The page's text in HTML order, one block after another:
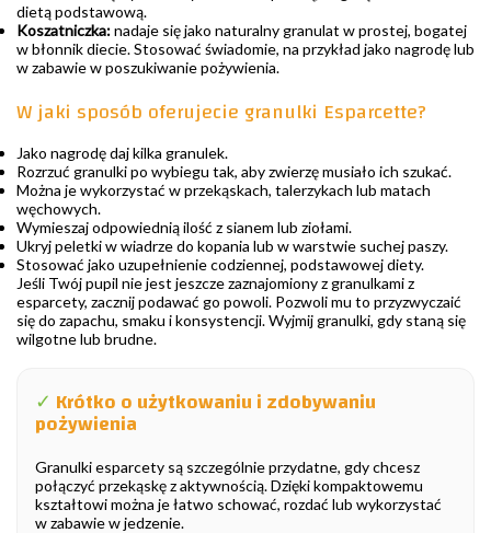
dietą podstawową.
Koszatniczka:nadaje się jako naturalny granulat w prostej, bogatej
w błonnik diecie. Stosować świadomie, na przykład jako nagrodę lub
w zabawie w poszukiwanie pożywienia.
W jaki sposób oferujecie granulki Esparcette?
Jako nagrodę daj kilka granulek.
Rozrzuć granulki po wybiegu tak, aby zwierzę musiało ich szukać.
Można je wykorzystać w przekąskach, talerzykach lub matach
węchowych.
Wymieszaj odpowiednią ilość z sianem lub ziołami.
Ukryj peletki w wiadrze do kopania lub w warstwie suchej paszy.
Stosować jako uzupełnienie codziennej, podstawowej diety.
Jeśli Twój pupil nie jest jeszcze zaznajomiony z granulkami z
esparcety, zacznij podawać go powoli. Pozwoli mu to przyzwyczaić
się do zapachu, smaku i konsystencji. Wyjmij granulki, gdy staną się
wilgotne lub brudne.
✓ Krótko o użytkowaniu i zdobywaniu
pożywienia
Granulki esparcety są szczególnie przydatne, gdy chcesz
połączyć przekąskę z aktywnością. Dzięki kompaktowemu
kształtowi można je łatwo schować, rozdać lub wykorzystać
w zabawie w jedzenie.